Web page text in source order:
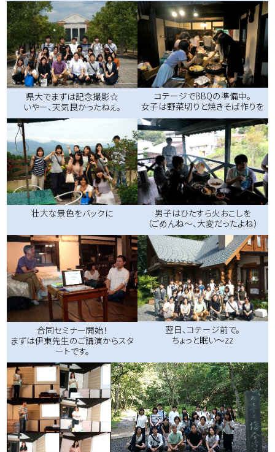
県大でまずは記念撮影☆
いやー、天気良かったねぇ。
コテージでBBQの準備中。
女子は野菜切りと焼きそば作りを
壮大な景色をバックに
男子はひたすら火おこしを
（ごめんね～、大変だったよね）
合同セミナー開始！
まずは伊東先生のご講演からスタ
ートです。
翌日、コテージ前で。
ちょっと眠い～zz